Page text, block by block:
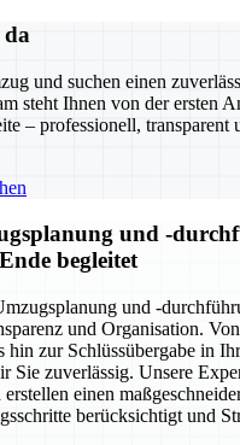
und suchen einen
steht Ihnen von der ersten
– professionell, transparent
und -
begleitet
und -
und Organisation.
hin zur Schlüssübergabe in
Sie zuverlässig. Unsere
einen
berücksichtigt und